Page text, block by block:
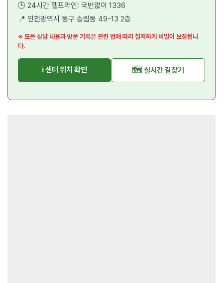
🕒 24시간 헬프라인: 국번없이 1336
📍 인천광역시 동구 송림동 49-13 2층
※ 모든 상담 내용과 방문 기록은 관련 법에 따라 철저하게 비밀이 보장됩니
다.
ℹ️ 센터 위치 확인 🗺️ 실시간 길찾기